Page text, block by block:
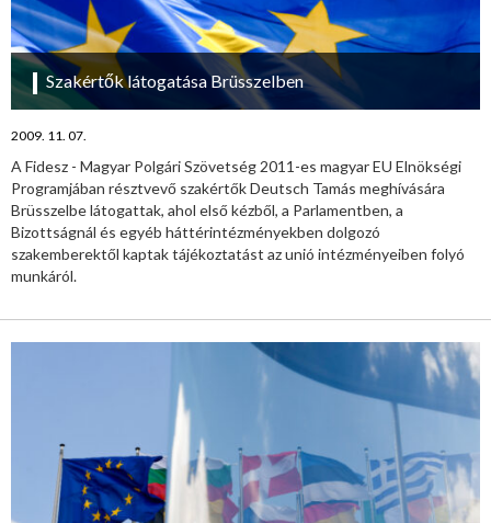
Szakértők látogatása Brüsszelben
2009. 11. 07.
A Fidesz - Magyar Polgári Szövetség 2011-es magyar EU Elnökségi
Programjában résztvevő szakértők Deutsch Tamás meghívására
Brüsszelbe látogattak, ahol első kézből, a Parlamentben, a
Bizottságnál és egyéb háttérintézményekben dolgozó
szakemberektől kaptak tájékoztatást az unió intézményeiben folyó
munkáról.